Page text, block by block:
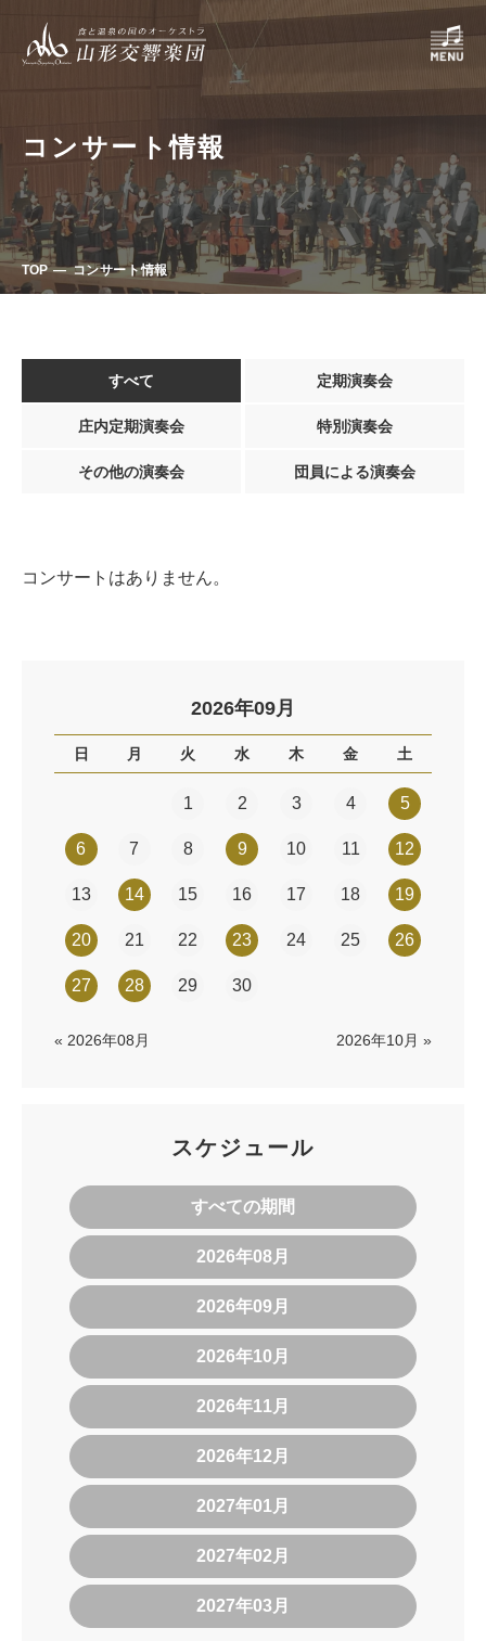
コンサート情報
TOP コンサート情報
すべて 定期演奏会
庄内定期演奏会 特別演奏会
その他の演奏会 団員による演奏会
コンサートはありません。
2026年09月
日 月 火 水 木 金 土
1 2 3 4 5
6 7 8 9 10 11 12
13 14 15 16 17 18 19
20 21 22 23 24 25 26
27 28 29 30
« 2026年08月 2026年10月 »
スケジュール
すべての期間
2026年08月
2026年09月
2026年10月
2026年11月
2026年12月
2027年01月
2027年02月
2027年03月